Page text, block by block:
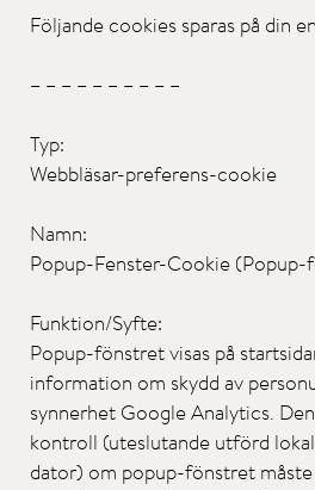
Följande cookies sparas på din
– – – – – – – – – –
Typ:
Webbläsar-preferens-cookie
Namn:
Popup-Fenster-Cookie
Funktion/Syfte:
Popup-fönstret visas på
information om skydd av
synnerhet Google Analytics.
kontroll (uteslutande utförd
dator) om popup-fönstret